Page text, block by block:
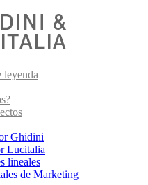
leyenda
Ghidini
Lucitalia
lineales
de Marketing